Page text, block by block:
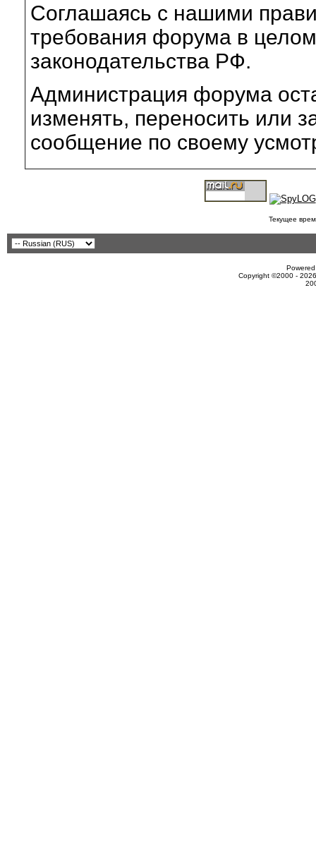
Соглашаясь с нашими
требования форума в
законодательства РФ.
Администрация форума
изменять, переносить или
сообщение по своему
Текущее
Copyright ©2000 -